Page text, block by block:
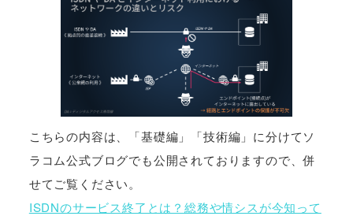
こちらの内容は、「基礎編」「技術編」に分けてソ
ラコム公式ブログでも公開されておりますので、併
せてご覧ください。
ISDNのサービス終了とは？総務や情シスが今知って